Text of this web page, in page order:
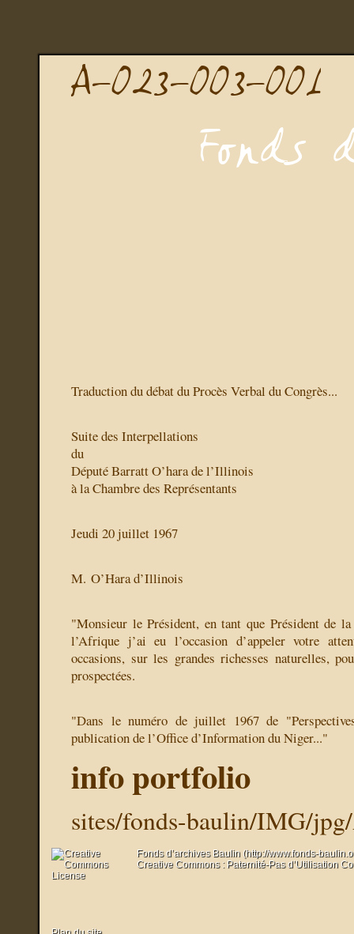
Traduction du débat du Procès Verbal du Congrès...
Suite des Interpellations
du
Député Barratt O’hara de l’Illinois
à la Chambre des Représentants
Jeudi 20 juillet 1967
M. O’Hara d’Illinois
"Monsieur le Président, en tant que Président de
l’Afrique j’ai eu l’occasion d’appeler votre
occasions, sur les grandes richesses naturelles,
prospectées.
"Dans le numéro de juillet 1967 de
publication de l’Office d’Information du Niger..."
info portfolio
sites/fonds-baulin/IMG/
Fonds d’archives Baulin (http://www.fonds-
Creative Commons : Paternité-Pas d’Utilisation